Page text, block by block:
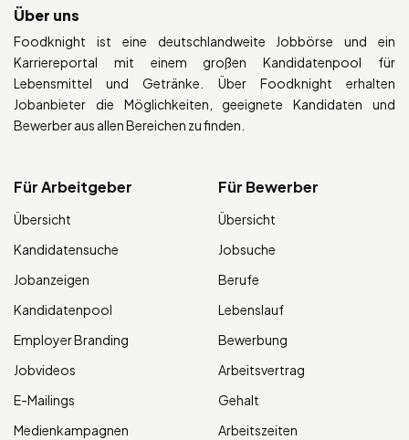
Über uns
Foodknight ist eine deutschlandweite Jobbörse und ein
Karriereportal mit einem großen Kandidatenpool für
Lebensmittel und Getränke. Über Foodknight erhalten
Jobanbieter die Möglichkeiten, geeignete Kandidaten und
Bewerber aus allen Bereichen zu finden.
Für Arbeitgeber
Übersicht
Kandidatensuche
Jobanzeigen
Kandidatenpool
Employer Branding
Jobvideos
E-Mailings
Medienkampagnen
Für Bewerber
Übersicht
Jobsuche
Berufe
Lebenslauf
Bewerbung
Arbeitsvertrag
Gehalt
Arbeitszeiten